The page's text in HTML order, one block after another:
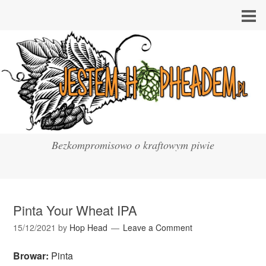
Bezkompromisowo o kraftowym piwie
Pinta Your Wheat IPA
15/12/2021 by Hop Head Leave a Comment
Browar: Pinta